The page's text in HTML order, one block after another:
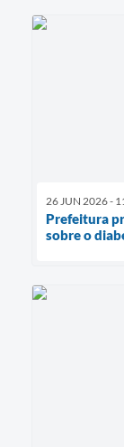
26 JUN 2026 -
Prefeitura
sobre o